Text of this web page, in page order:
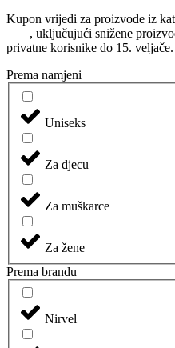
Kupon vrijedi za proizvode iz
, uključujući snižene
privatne korisnike do 15. veljače.
Prema namjeni
Uniseks
Za djecu
Za muškarce
Za žene
Prema brandu
Nirvel